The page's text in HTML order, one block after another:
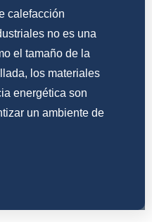
calefacción
no es una
el tamaño de la
los materiales
energética son
un ambiente de